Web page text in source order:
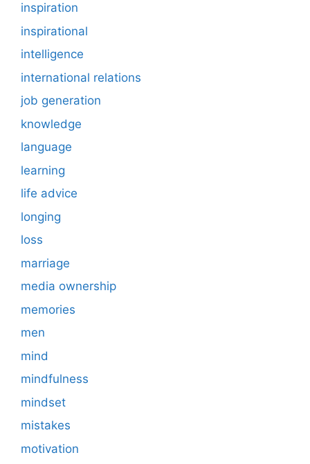
inspiration
inspirational
intelligence
international relations
job generation
knowledge
language
learning
life advice
longing
loss
marriage
media ownership
memories
men
mind
mindfulness
mindset
mistakes
motivation